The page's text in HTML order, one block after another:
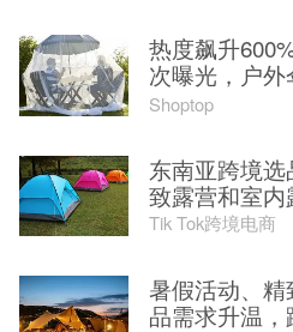
热度飙升
次曝光，户
Shoptop
东南亚跨境
致露营和室内
Tik Tok跨境电商
暑假活动、
品需求升温